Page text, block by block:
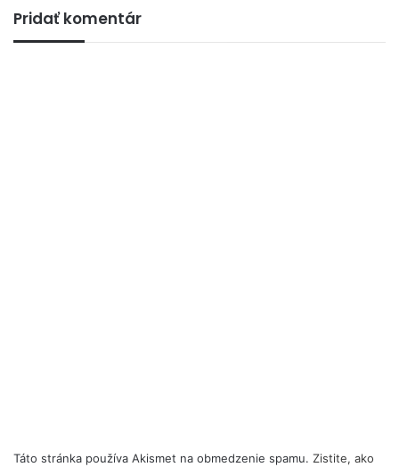
Pridať komentár
Táto stránka používa Akismet na obmedzenie spamu. Zistite, ako